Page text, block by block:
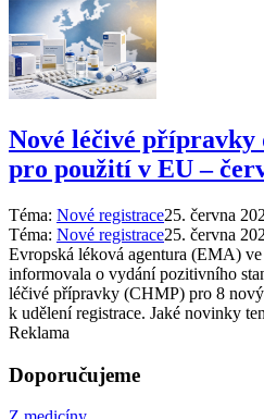
Nové léčivé přípravky
pro použití v EU –⁠
Téma: Nové registrace25. června
Téma: Nové registrace25. června
Evropská léková agentura (EMA)
informovala o vydání pozitivního
léčivé přípravky (CHMP) pro 8
k udělení registrace. Jaké novinky
Reklama
Doporučujeme